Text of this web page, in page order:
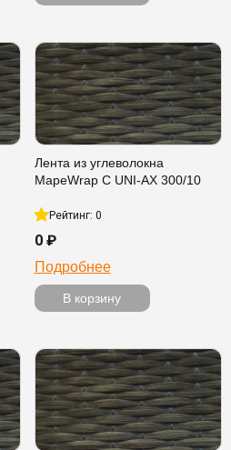
Лента из углеволокна
MapeWrap C UNI-AX 300/10
Рейтинг: 0
0 ₽
Подробнее
В корзину